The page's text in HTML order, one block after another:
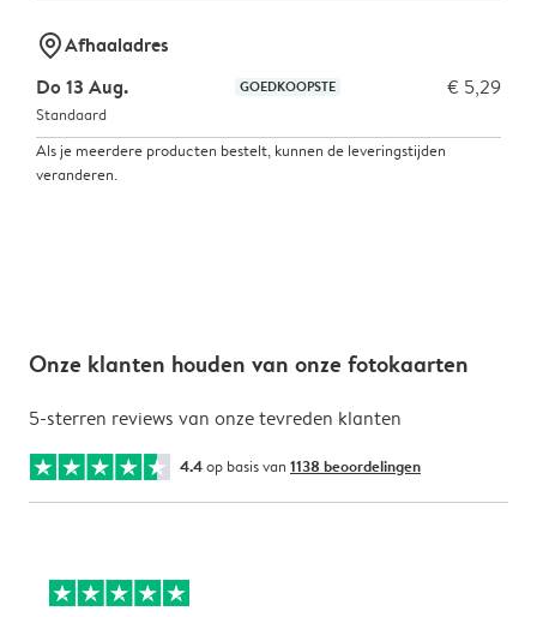
marker-pinAfhaaladres
Do 13 Aug.
GOEDKOOPSTE € 5,29
Standaard
Als je meerdere producten bestelt, kunnen de leveringstijden
veranderen.
Onze klanten houden van onze fotokaarten
5-sterren reviews van onze tevreden klanten
4.4op basis van 1138 beoordelingen